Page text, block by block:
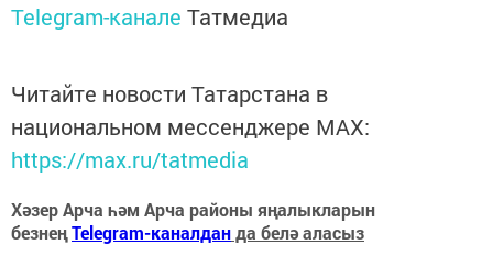
Telegram-канале Татмедиа
Читайте новости Татарстана в
национальном мессенджере MАХ:
https://max.ru/tatmedia
Хәзер Арча һәм Арча районы яңалыкларын
безнеңTelegram-каналданда белә аласыз